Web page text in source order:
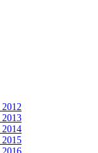
2013
2014
2015